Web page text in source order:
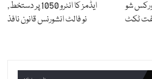
ورکس شو
100,000 مفت ٹکٹ
ایڈمز کا انٹرو 1050 پر دستخط,
نو فالٹ انشورنس قانون نافذ